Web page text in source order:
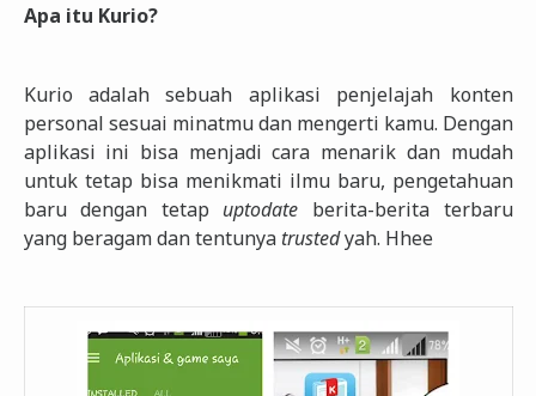
Apa itu Kurio?
Kurio adalah sebuah aplikasi penjelajah konten
personal sesuai minatmu dan mengerti kamu. Dengan
aplikasi ini bisa menjadi cara menarik dan mudah
untuk tetap bisa menikmati ilmu baru, pengetahuan
baru dengan tetap uptodate berita-berita terbaru
yang beragam dan tentunya trustedyah. Hhee